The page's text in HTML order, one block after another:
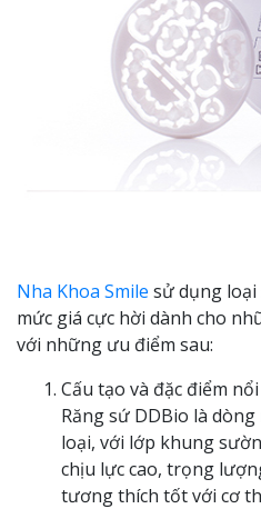
Nha Khoa Smile sử dụng
mức giá cực hời dành cho
với những ưu điểm sau:
Cấu tạo và đặc điểm
Răng sứ DDBio là
loại, với lớp khung
chịu lực cao, trọng
tương thích tốt với cơ